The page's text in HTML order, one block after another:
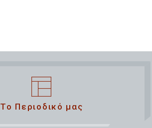
Το Περιοδικό μας